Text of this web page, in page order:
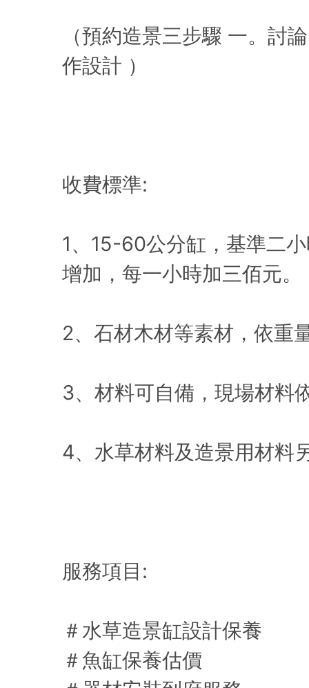
（預約造景三步驟 一。討
作設計 ）
收費標準:
1、15-60公分缸，基準二
增加，每一小時加三佰元。
2、石材木材等素材，依重
3、材料可自備，現場材料
4、水草材料及造景用材料
服務項目:
＃水草造景缸設計保養
＃魚缸保養估價